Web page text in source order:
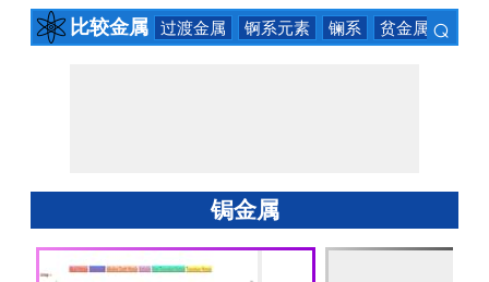
比较金属 过渡金属 锕系元素 镧系 贫金属 ⌕
锔金属